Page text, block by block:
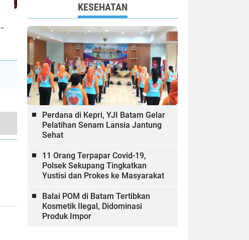
KESEHATAN
Perdana di Kepri, YJI Batam Gelar
Pelatihan Senam Lansia Jantung
Sehat
11 Orang Terpapar Covid-19,
Polsek Sekupang Tingkatkan
Yustisi dan Prokes ke Masyarakat
Balai POM di Batam Tertibkan
Kosmetik Ilegal, Didominasi
Produk Impor